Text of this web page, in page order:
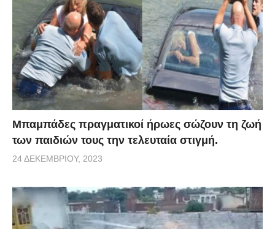
Μπαμπάδες πραγματικοί ήρωες σώζουν τη ζωή
των παιδιών τους την τελευταία στιγμή.
24 ΔΕΚΕΜΒΡΊΟΥ, 2023